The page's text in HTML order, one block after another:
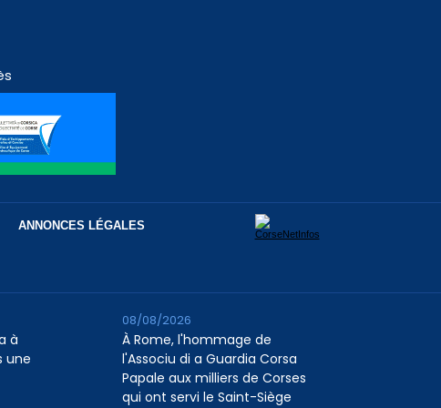
ANNONCES LÉGALES
à
une
À Rome, l'hommage de
l'Associu di a Guardia Corsa
Papale aux milliers de Corses
qui ont servi le Saint-Siège
08/08/2026